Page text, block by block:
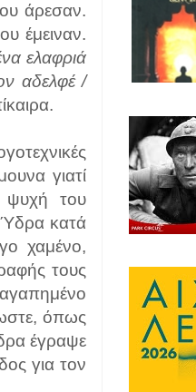
άρεσαν.
έμειναν.
ελαφριά
αδελφέ /
γιατί
ψυχή του
Ύδρα κατά
χαμένο,
τους
όπως
έγραψε
για τον